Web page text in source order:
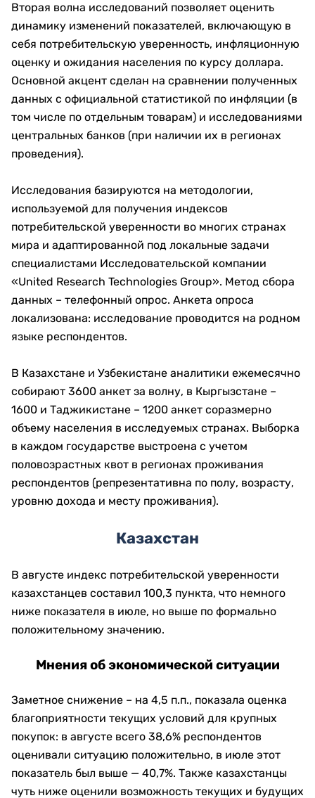
Вторая волна исследований позволяет оценить
динамику изменений показателей, включающую в
себя потребительскую уверенность, инфляционную
оценку и ожидания населения по курсу доллара.
Основной акцент сделан на сравнении полученных
данных с официальной статистикой по инфляции (в
том числе по отдельным товарам) и исследованиями
центральных банков (при наличии их в регионах
проведения).
Исследования базируются на методологии,
используемой для получения индексов
потребительской уверенности во многих странах
мира и адаптированной под локальные задачи
специалистами Исследовательской компании
«United Research Technologies Group». Метод сбора
данных – телефонный опрос. Анкета опроса
локализована: исследование проводится на родном
языке респондентов.
В Казахстане и Узбекистане аналитики ежемесячно
собирают 3600 анкет за волну, в Кыргызстане –
1600 и Таджикистане – 1200 анкет соразмерно
объему населения в исследуемых странах. Выборка
в каждом государстве выстроена с учетом
половозрастных квот в регионах проживания
респондентов (репрезентативна по полу, возрасту,
уровню дохода и месту проживания).
Казахстан
В августе индекс потребительской уверенности
казахстанцев составил 100,3 пункта, что немного
ниже показателя в июле, но выше по формально
положительному значению.
Мнения об экономической ситуации
Заметное снижение – на 4,5 п.п., показала оценка
благоприятности текущих условий для крупных
покупок: в августе всего 38,6% респондентов
оценивали ситуацию положительно, в июле этот
показатель был выше — 40,7%. Также казахстанцы
чуть ниже оценили возможность текущих и будущих